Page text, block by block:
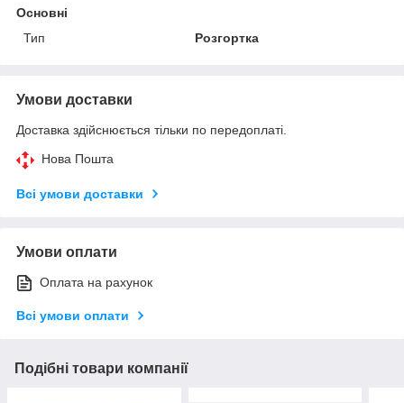
Основні
Тип
Розгортка
Умови доставки
Доставка здійснюється тільки по передоплаті.
Нова Пошта
Всі умови доставки
Умови оплати
Оплата на рахунок
Всі умови оплати
Подібні товари компанії